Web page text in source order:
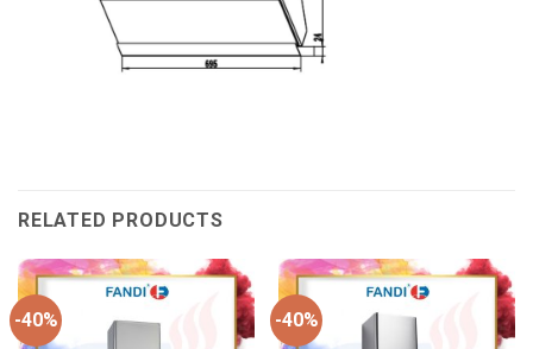
RELATED PRODUCTS
-40% -40%